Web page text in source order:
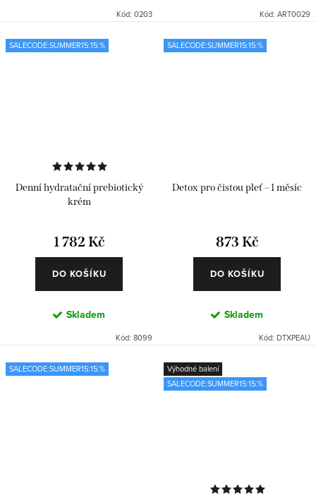
Kód: 0203 Kód: ART0029
SALECODE:SUMMER15:15:%
Denní hydratační prebiotický
krém
1 782 Kč
DO KOŠÍKU
Skladem
Kód: 8099
SALECODE:SUMMER15:15:%
Detox pro čistou pleť – 1 měsíc
873 Kč
DO KOŠÍKU
Skladem
Kód: DTXPEAU
SALECODE:SUMMER15:15:%
Výhodné balení
SALECODE:SUMMER15:15:%